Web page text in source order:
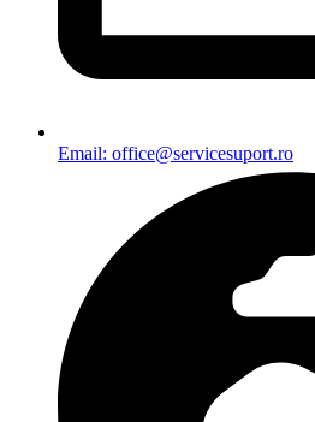
Email: office@servicesuport.ro